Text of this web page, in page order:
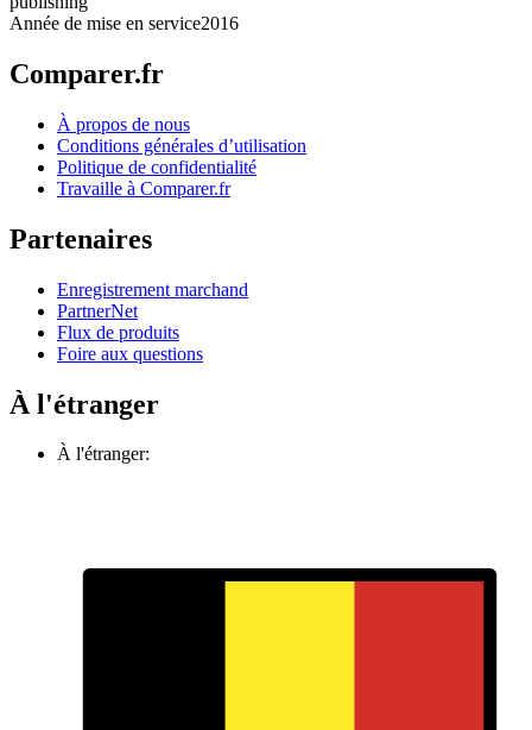
Année de mise en service2016
Comparer.fr
À propos de nous
Conditions générales d’utilisation
Politique de confidentialité
Travaille à Comparer.fr
Partenaires
Enregistrement marchand
PartnerNet
Flux de produits
Foire aux questions
À l'étranger
À l'étranger: